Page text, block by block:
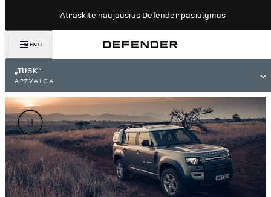
Atraskite naujausius Defender pasiūlymus
MENU
„TUSK“
APŽVALGA